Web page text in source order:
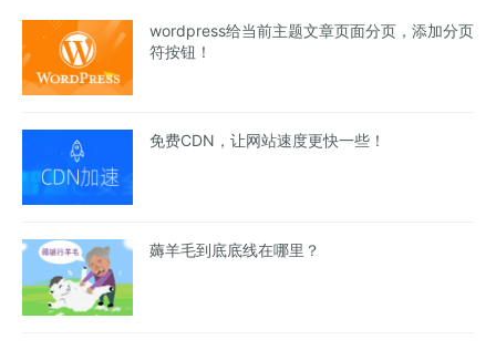
wordpress给当前主题文章页面分页，添加分页
符按钮！
免费CDN，让网站速度更快一些！
薅羊毛到底底线在哪里？